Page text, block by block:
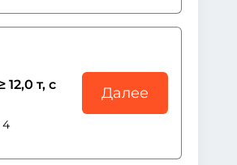
т, с
4
Далее